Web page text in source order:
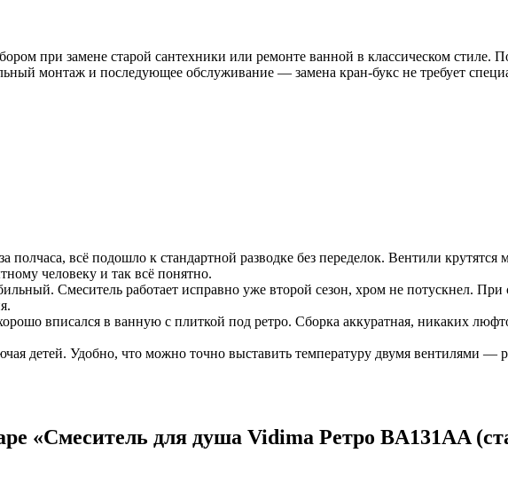
при замене старой сантехники или ремонте ванной в классическом стиле.
монтаж и последующее обслуживание — замена кран-букс не требует
полчаса, всё подошло к стандартной разводке без переделок. Вентили
человеку и так всё понятно.
Смеситель работает исправно уже второй сезон, хром не потускнел.
вписался в ванную с плиткой под ретро. Сборка аккуратная, никаких
детей. Удобно, что можно точно выставить температуру двумя вентилями —
«Смеситель для душа Vidima Ретро BA131AA